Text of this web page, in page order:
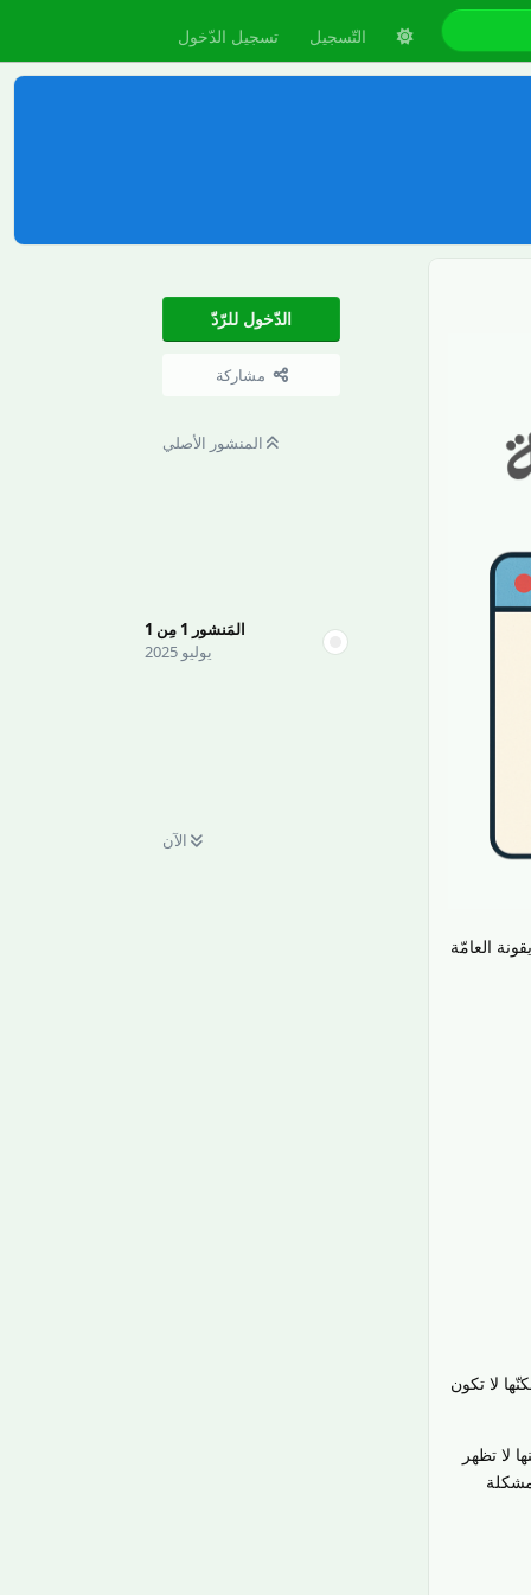
التّسجيل تسجيل الدّخول
الدّخول للرّدّ
مشاركة
المنشور الأصلي
المَنشور 1 مِن 1
يوليو 2025
الآن
العامّة
لا تكون
لا تظهر